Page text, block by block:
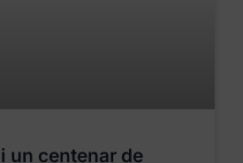
un centenar de